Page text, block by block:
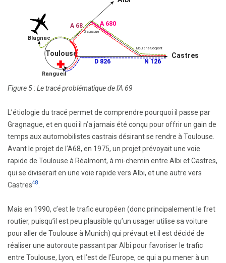
Figure 5 : Le tracé problématique de l'A 69
L’étiologie du tracé permet de comprendre pourquoi il passe par
Gragnague, et en quoi il n’a jamais été conçu pour offrir un gain de
temps aux automobilistes castrais désirant se rendre à Toulouse.
Avant le projet de l’A68, en 1975, un projet prévoyait une voie
rapide de Toulouse à Réalmont, à mi-chemin entre Albi et Castres,
qui se diviserait en une voie rapide vers Albi, et une autre vers
Castres48
Mais en 1990, c’est le trafic européen (donc principalement le fret
routier, puisqu’il est peu plausible qu’un usager utilise sa voiture
pour aller de Toulouse à Munich) qui prévaut et il est décidé de
réaliser une autoroute passant par Albi pour favoriser le trafic
entre Toulouse, Lyon, et l’est de l’Europe, ce qui a pu mener à un